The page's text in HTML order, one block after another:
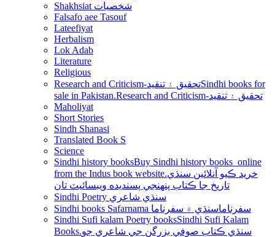
Shakhsiat شخصيات
Falsafo aee Tasouf
Lateefiyat
Herbalism
Lok Adab
Literature
Religious
Research and Criticism-تحقيق ۽ تنقيدSindhi books for
sale in Pakistan.Research and Criticism-تحقيق ۽ تنقيد
Maholiyat
Short Stories
Sindh Shanasi
Translated Book S
Science
Sindhi history booksBuy Sindhi history books online
from the Indus book website.خريد ڪيو آنلائين سنڌي
تاريخ جا ڪتاب پنھنجي پسنديده ويبسائيٽ تان
Sindhi Poetry سنڌي شاعري
Sindhi books Safarnama سفرناماسنڌي ۾ سفرناما
Sindhi Sufi kalam Poetry booksSindhi Sufi Kalam
Books.سنڌي ڪتاب صوفي بزرگن جي شاعري جو